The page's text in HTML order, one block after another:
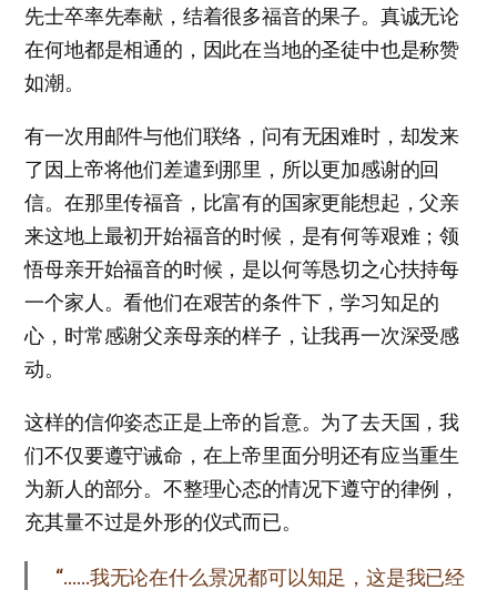
先士卒率先奉献，结着很多福音的果子。真诚无论
在何地都是相通的，因此在当地的圣徒中也是称赞
如潮。
有一次用邮件与他们联络，问有无困难时，却发来
了因上帝将他们差遣到那里，所以更加感谢的回
信。在那里传福音，比富有的国家更能想起，父亲
来这地上最初开始福音的时候，是有何等艰难；领
悟母亲开始福音的时候，是以何等恳切之心扶持每
一个家人。看他们在艰苦的条件下，学习知足的
心，时常感谢父亲母亲的样子，让我再一次深受感
动。
这样的信仰姿态正是上帝的旨意。为了去天国，我
们不仅要遵守诫命，在上帝里面分明还有应当重生
为新人的部分。不整理心态的情况下遵守的律例，
充其量不过是外形的仪式而已。
“……我无论在什么景况都可以知足，这是我已经